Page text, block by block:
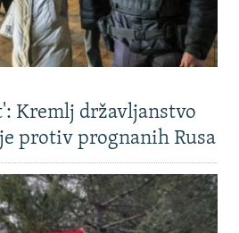
Kremlj državljanstvo
protiv prognanih Rusa